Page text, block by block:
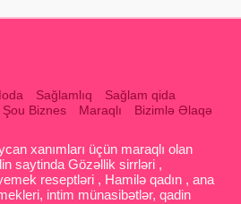
Sağlamlıq
Sağlam qida
Şou Biznes Maraqlı Bizimlə Əlaqə
xanımları üçün maraqlı olan
saytinda Gözəllik sirrləri ,
reseptləri , Hamilə qadın , ana
intim münasibətlər, qadin